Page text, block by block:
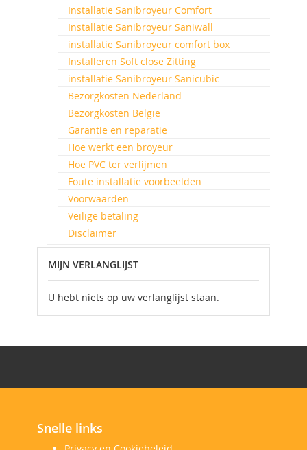
Installatie Sanibroyeur Comfort
Installatie Sanibroyeur Saniwall
installatie Sanibroyeur comfort box
Installeren Soft close Zitting
installatie Sanibroyeur Sanicubic
Bezorgkosten Nederland
Bezorgkosten België
Garantie en reparatie
Hoe werkt een broyeur
Hoe PVC ter verlijmen
Foute installatie voorbeelden
Voorwaarden
Veilige betaling
Disclaimer
MIJN VERLANGLIJST
U hebt niets op uw verlanglijst staan.
Snelle links